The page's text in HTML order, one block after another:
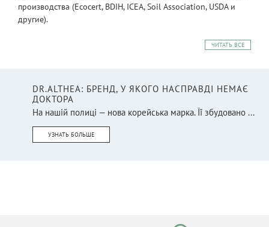
производства (Ecocert, BDIH, ICEA, Soil Association, USDA и
другие).
ЧИТАТЬ ВСЕ
DR.ALTHEA: БРЕНД, У ЯКОГО НАСПРАВДІ НЕМАЄ
ДОКТОРА
На нашій полиці — нова корейська марка. Її збудовано ...
УЗНАТЬ БОЛЬШЕ